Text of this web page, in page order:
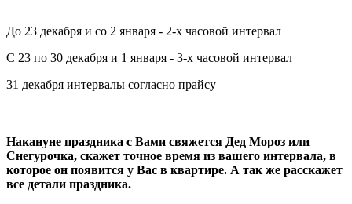
До 23 декабря и со 2 января - 2-х часовой интервал
С 23 по 30 декабря и 1 января - 3-х часовой интервал
31 декабря интервалы согласно прайсу
Накануне праздника с Вами свяжется Дед Мороз или
Снегурочка, скажет точное время из вашего интервала, в
которое он появится у Вас в квартире. А так же расскажет
все детали праздника.